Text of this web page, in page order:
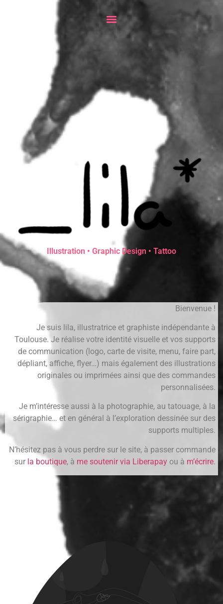
Illustration • Graphic Design • Tattoo
Bienvenue !
Je suis lila, illustratrice et graphiste indépendante à
Toulouse. Je réalise votre identité visuelle et vos supports
de communication (logo, carte de visite, menu, faire part,
dépliant, affiche, flyer…) mais également des illustrations
originales ou imprimées ainsi que des commandes
personnalisées.
Je m’intéresse aussi à la photographie, au tatouage, à la
sérigraphie… et en général à l’exploration dessinée sur des
supports multiples.
N’hésitez pas à vous perdre sur le site, à passer commande
sur la boutique, à me soutenir via Liberapay ou à m’écrire.